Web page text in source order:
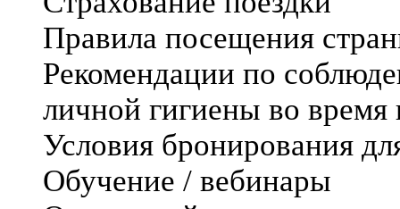
Правила посещения
Рекомендации по
личной гигиены во время
Условия бронирования
Обучение / вебинары